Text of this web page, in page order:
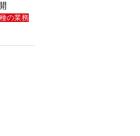
の業務